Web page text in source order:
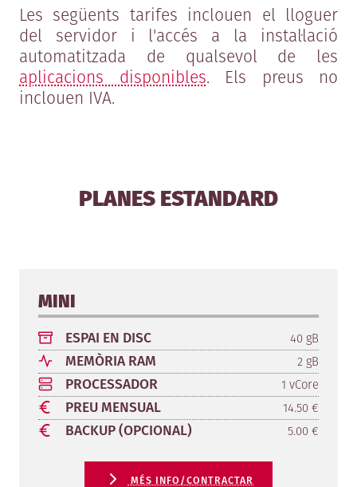
Les següents tarifes inclouen el lloguer
del servidor i l'accés a la instal·lació
automatitzada de qualsevol de les
aplicacions disponibles. Els preus no
inclouen IVA.
PLANES ESTANDARD
MINI
ESPAI EN DISC 40 gB
MEMÒRIA RAM 2 gB
PROCESSADOR 1 vCore
PREU MENSUAL 14.50 €
BACKUP (OPCIONAL) 5.00 €
MÉS INFO/CONTRACTAR